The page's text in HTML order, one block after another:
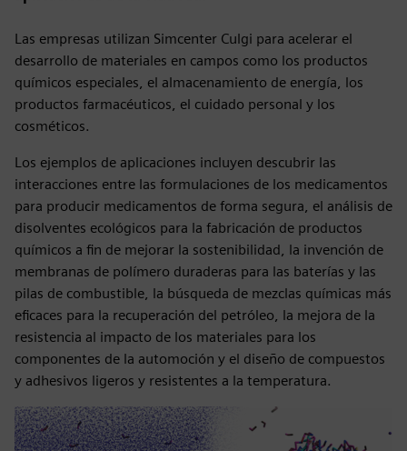
Las empresas utilizan Simcenter Culgi para acelerar el
desarrollo de materiales en campos como los productos
químicos especiales, el almacenamiento de energía, los
productos farmacéuticos, el cuidado personal y los
cosméticos.
Los ejemplos de aplicaciones incluyen descubrir las
interacciones entre las formulaciones de los medicamentos
para producir medicamentos de forma segura, el análisis de
disolventes ecológicos para la fabricación de productos
químicos a fin de mejorar la sostenibilidad, la invención de
membranas de polímero duraderas para las baterías y las
pilas de combustible, la búsqueda de mezclas químicas más
eficaces para la recuperación del petróleo, la mejora de la
resistencia al impacto de los materiales para los
componentes de la automoción y el diseño de compuestos
y adhesivos ligeros y resistentes a la temperatura.